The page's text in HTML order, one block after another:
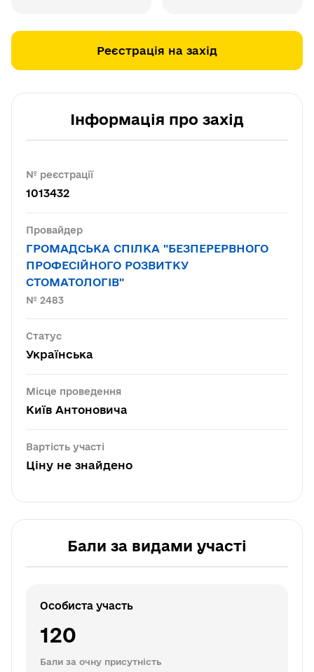
Реєстрація на захід
Інформація про захід
№ реєстрації
1013432
Провайдер
ГРОМАДСЬКА СПІЛКА "БЕЗПЕРЕРВНОГО
ПРОФЕСІЙНОГО РОЗВИТКУ
СТОМАТОЛОГІВ"
№ 2483
Статус
Українська
Місце проведення
Київ Антоновича
Вартість участі
Ціну не знайдено
Бали за видами участі
Особиста участь
120
Бали за очну присутність